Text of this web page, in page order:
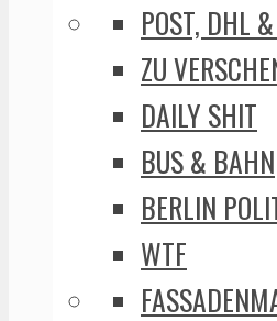
POST, DHL
ZU
DAILY SHIT
BUS & BAHN
BERLIN
WTF